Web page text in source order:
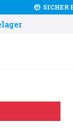
SICHER